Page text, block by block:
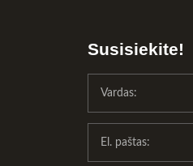
Susisiekite!